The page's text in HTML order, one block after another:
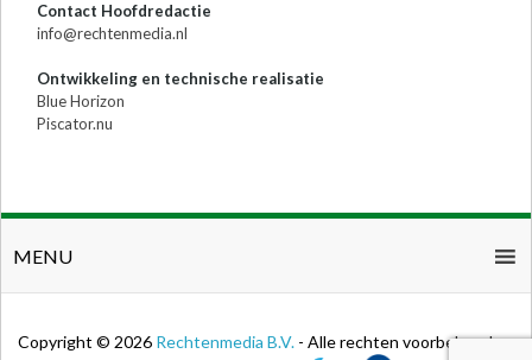
Contact Hoofdredactie
info@rechtenmedia.nl
Ontwikkeling en technische realisatie
Blue Horizon
Piscator.nu
MENU
Copyright © 2026 Rechtenmedia B.V. - Alle rechten voorbehouden.